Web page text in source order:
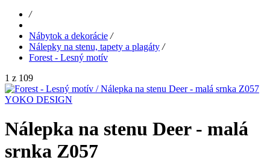
/
Nábytok a dekorácie /
Nálepky na stenu, tapety a plagáty /
Forest - Lesný motív
1 z 109
YOKO DESIGN
Nálepka na stenu Deer - malá
srnka Z057